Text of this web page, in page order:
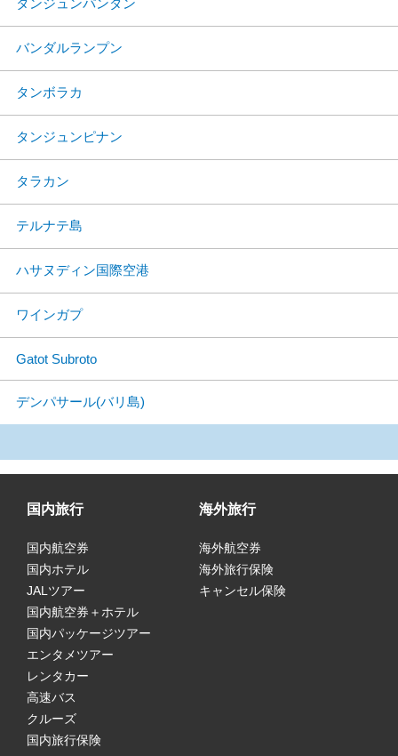
タンジュンパンダン
バンダルランプン
タンボラカ
タンジュンピナン
タラカン
テルナテ島
ハサヌディン国際空港
ワインガプ
Gatot Subroto
デンパサール(バリ島)
国内旅行
国内航空券
国内ホテル
JALツアー
国内航空券＋ホテル
国内パッケージツアー
エンタメツアー
レンタカー
高速バス
クルーズ
国内旅行保険
海外旅行
海外航空券
海外旅行保険
キャンセル保険